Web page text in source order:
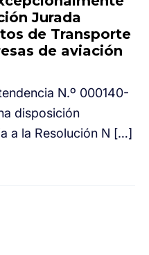
Jurada
de Transporte
de aviación
N.º 000140-
disposición
a la Resolución N […]